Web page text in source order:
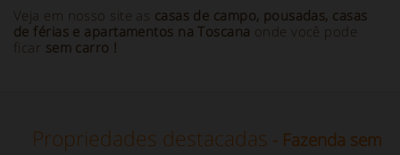
Veja em nosso site as casas de campo, pousadas, casas
de férias e apartamentos na Toscana onde você pode
ficar sem carro !
Propriedades destacadas - Fazenda sem